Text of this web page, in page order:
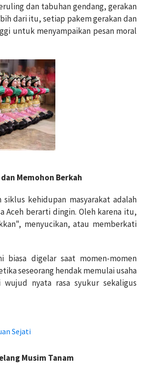
dan tabuhan gendang, gerakan
dari itu, setiap pakem gerakan dan
untuk menyampaikan pesan moral
Memohon Berkah
kehidupan masyarakat adalah
Aceh berarti dingin. Oleh karena itu,
menyucikan, atau memberkati
biasa digelar saat momen-momen
seseorang hendak memulai usaha
nyata rasa syukur sekaligus
Sejati
Musim Tanam